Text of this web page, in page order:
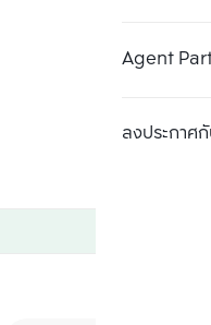
Agent
ลงประกาศกั